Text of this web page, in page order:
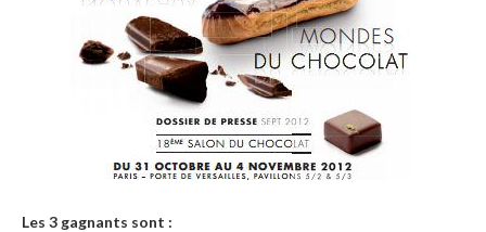
Les 3 gagnants sont :